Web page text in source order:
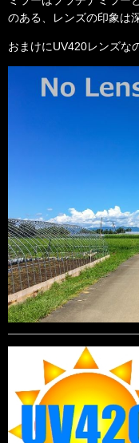
のある、レンズの印象は
おまけにUV420レンズな